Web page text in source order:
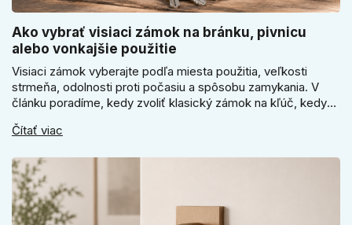
Ako vybrať visiaci zámok na bránku, pivnicu
alebo vonkajšie použitie
Visiaci zámok vyberajte podľa miesta použitia, veľkosti
strmeňa, odolnosti proti počasiu a spôsobu zamykania. V
článku poradíme, kedy zvoliť klasický zámok na kľúč, kedy
sa pri bránke, pivnici alebo záhradnom domčeku neoplatí
Čítať viac